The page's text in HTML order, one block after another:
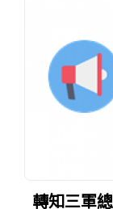
轉知三軍